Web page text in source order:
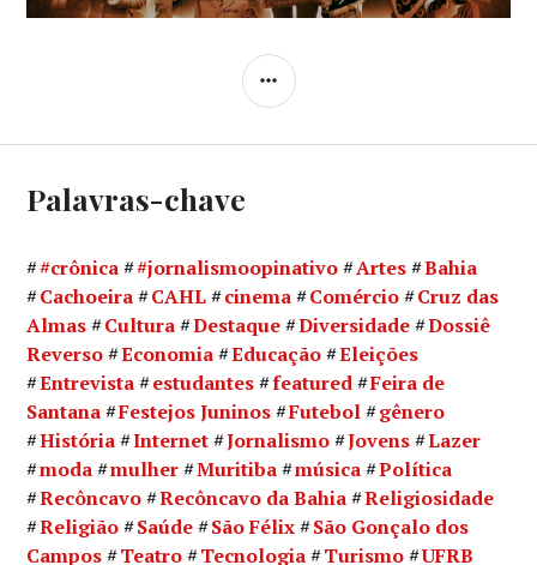
LATERAL
Palavras-chave
#crônica #jornalismoopinativo Artes
Bahia
Cachoeira
CAHL cinema Comércio
Cruz das
Almas
Cultura Destaque Diversidade
Dossiê
Reverso
Economia Educação
Eleições
Entrevista
estudantes featured
Feira de
Santana
Festejos Juninos Futebol
gênero
História
Internet Jornalismo Jovens
Lazer
moda
mulher Muritiba música
Política
Recôncavo
Recôncavo da Bahia
Religiosidade
Religião
Saúde São Félix
São Gonçalo dos
Campos
Teatro Tecnologia Turismo UFRB